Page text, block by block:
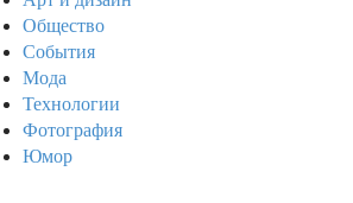
Общество
События
Мода
Технологии
Фотография
Юмор